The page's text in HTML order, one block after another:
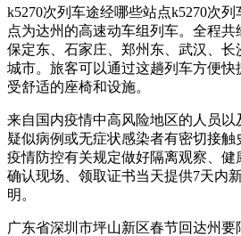
k5270次列车途经哪些站点k5270次
点为达州的高速动车组列车。全程
保定东、石家庄、郑州东、武汉、
城市。旅客可以通过这趟列车方便
受舒适的座椅和设施。
来自国内疫情中高风险地区的人员以
疑似病例或无症状感染者有密切接
疫情防控有关规定做好隔离观察、
确认现场、领取证书当天提供7天内
明。
广东省深圳市坪山新区春节回达州要